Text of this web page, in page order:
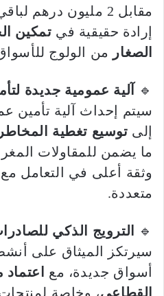
مقابل 2 مليون
إرادة حقيقية في تمكين
الصغار
من الولوج
🔹
آلية عمومية جديدة
سيتم إحداث آلية تأمين
إلى توسيع تغطية
ما يضمن للمقاولات
وثقة أعلى في التعامل
متعددة.
🔹
الترويج الذكي
سيرتكز الميثاق على
أسواق جديدة، مع
القطاعي، وخاصة لمنتجات